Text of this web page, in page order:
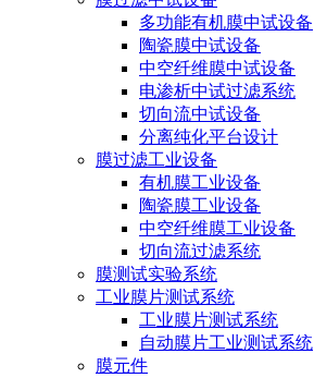
多功能有机膜中试设备
陶瓷膜中试设备
中空纤维膜中试设备
电渗析中试过滤系统
切向流中试设备
分离纯化平台设计
膜过滤工业设备
有机膜工业设备
陶瓷膜工业设备
中空纤维膜工业设备
切向流过滤系统
膜测试实验系统
工业膜片测试系统
工业膜片测试系统
自动膜片工业测试系统
膜元件